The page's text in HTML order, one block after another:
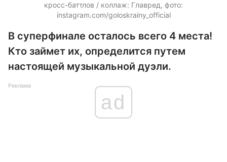
кросс-баттлов / коллаж: Главред, фото:
instagram.com/goloskrainy_official
В суперфинале осталось всего 4 места!
Кто займет их, определится путем
настоящей музыкальной дуэли.
Реклама
ad